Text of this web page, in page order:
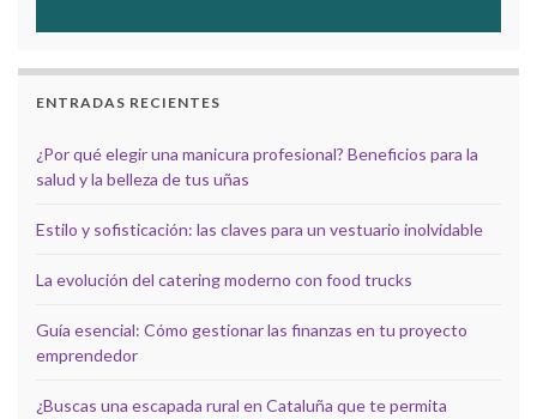
ENTRADAS RECIENTES
¿Por qué elegir una manicura profesional? Beneficios para la
salud y la belleza de tus uñas
Estilo y sofisticación: las claves para un vestuario inolvidable
La evolución del catering moderno con food trucks
Guía esencial: Cómo gestionar las finanzas en tu proyecto
emprendedor
¿Buscas una escapada rural en Cataluña que te permita